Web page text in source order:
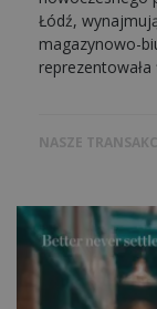
Łódź,
magazynowo-
NASZE